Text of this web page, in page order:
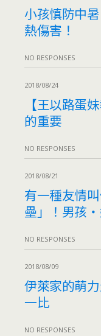
小孩慎防中
熱傷害！
NO RESPONSES
2018/08/24
【王以路蛋
的重要
NO RESPONSES
2018/08/21
有一種友情
壘」！男孩
NO RESPONSES
2018/08/09
伊萊家的萌
一比
NO RESPONSES